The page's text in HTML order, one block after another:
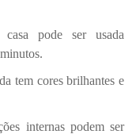
pode ser usada
tem cores brilhantes e
internas podem ser